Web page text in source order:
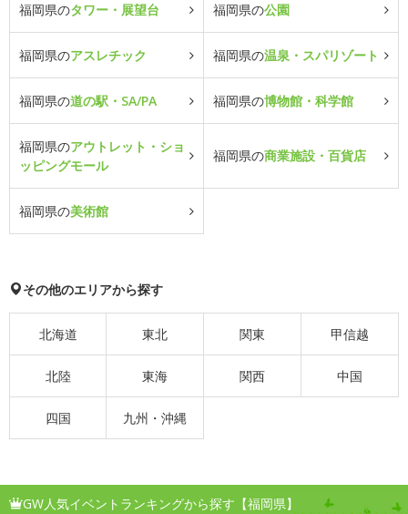
福岡県のタワー・展望台 福岡県の公園
福岡県のアスレチック 福岡県の温泉・スパリゾート
福岡県の道の駅・SA/PA 福岡県の博物館・科学館
福岡県のアウトレット・ショ
ッピングモール
福岡県の商業施設・百貨店
福岡県の美術館
その他のエリアから探す
北海道 東北 関東 甲信越
北陸 東海 関西 中国
四国 九州・沖縄
GW人気イベントランキングから探す【福岡県】